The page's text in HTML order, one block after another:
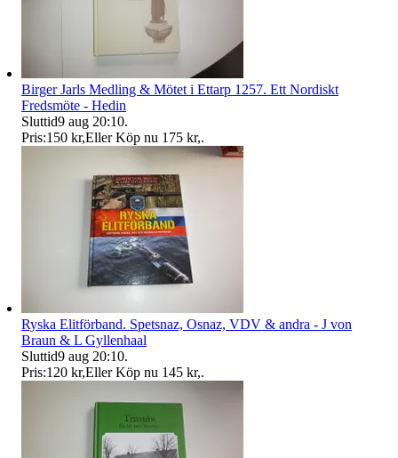
Birger Jarls Medling & Mötet i Ettarp 1257. Ett Nordiskt
Fredsmöte - Hedin
Sluttid9 aug 20:10.
Pris:150 kr,Eller Köp nu 175 kr,.
Ryska Elitförband. Spetsnaz, Osnaz, VDV & andra - J von
Braun & L Gyllenhaal
Sluttid9 aug 20:10.
Pris:120 kr,Eller Köp nu 145 kr,.